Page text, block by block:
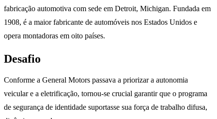
fabricação automotiva com sede em Detroit, Michigan. Fundada em
1908, é a maior fabricante de automóveis nos Estados Unidos e
opera montadoras em oito países.
Desafio
Conforme a General Motors passava a priorizar a autonomia
veicular e a eletrificação, tornou-se crucial garantir que o programa
de segurança de identidade suportasse sua força de trabalho difusa,